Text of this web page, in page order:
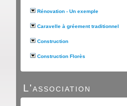
Rénovation - Un exemple
Caravelle à gréement traditionnel
Construction
Construction Florès
L'association